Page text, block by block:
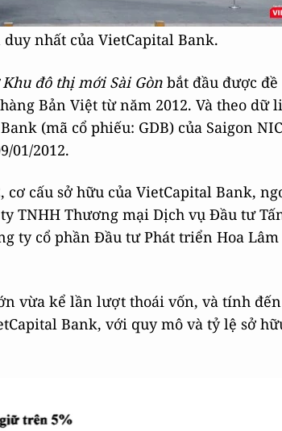
nhất của VietCapital Bank.
đô thị mới Sài Gòn bắt đầu được
Bản Việt từ năm 2012. Và theo dữ
(mã cổ phiếu: GDB) của Saigon
01/2012.
cấu sở hữu của VietCapital Bank,
TNHH Thương mại Dịch vụ Đầu tư
ty cổ phần Đầu tư Phát triển Hoa Lâm
vừa kể lần lượt thoái vốn, và tính đến
Bank, với quy mô và tỷ lệ sở